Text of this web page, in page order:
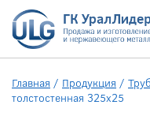
Главная / Продукция /
толстостенная 325х25